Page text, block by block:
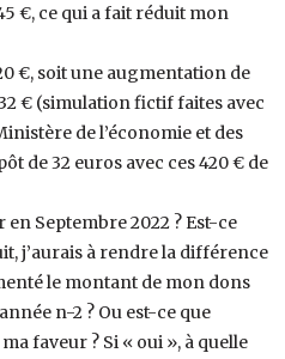
€, ce qui a fait réduit mon
€, soit une augmentation de
€ (simulation fictif faites avec
de l’économie et des
de 32 euros avec ces 420 € de
en Septembre 2022 ? Est-ce
j’aurais à rendre la différence
le montant de mon dons
n-2 ? Ou est-ce que
faveur ? Si « oui », à quelle